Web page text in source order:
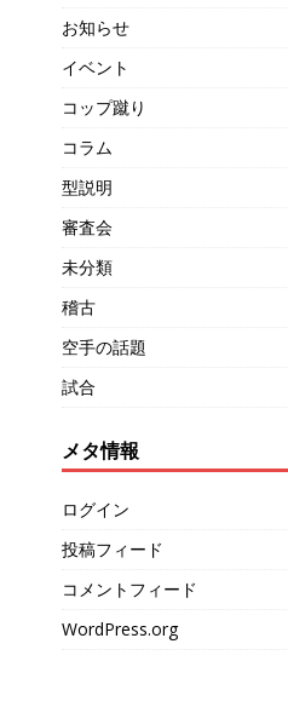
お知らせ
イベント
コップ蹴り
コラム
型説明
審査会
未分類
稽古
空手の話題
試合
メタ情報
ログイン
投稿フィード
コメントフィード
WordPress.org